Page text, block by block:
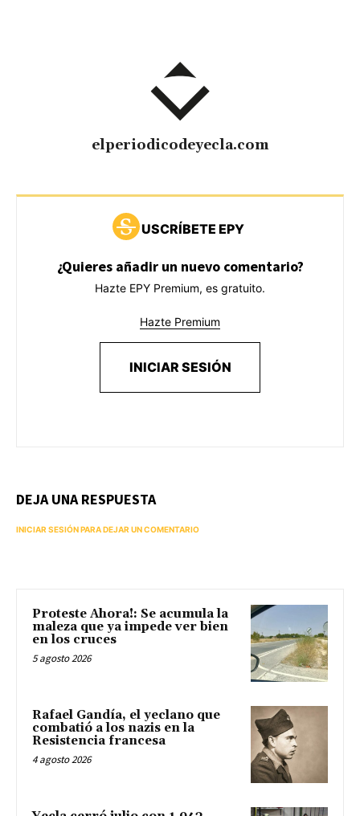
elperiodicodeyecla.com
USCRÍBETE EPY
¿Quieres añadir un nuevo comentario?
Hazte EPY Premium, es gratuito.
Hazte Premium
INICIAR SESIÓN
DEJA UNA RESPUESTA
INICIAR SESIÓN PARA DEJAR UN COMENTARIO
Proteste Ahora!: Se acumula la
maleza que ya impede ver bien
en los cruces
5 agosto 2026
Rafael Gandía, el yeclano que
combatió a los nazis en la
Resistencia francesa
4 agosto 2026